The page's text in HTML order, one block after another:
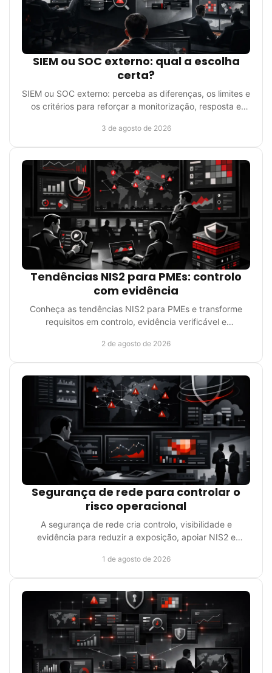
SIEM ou SOC externo: qual a escolha
certa?
SIEM ou SOC externo: perceba as diferenças, os limites e
os critérios para reforçar a monitorização, resposta e
3 de agosto de 2026
Tendências NIS2 para PMEs: controlo
com evidência
Conheça as tendências NIS2 para PMEs e transforme
requisitos em controlo, evidência verificável e
2 de agosto de 2026
Segurança de rede para controlar o
risco operacional
A segurança de rede cria controlo, visibilidade e
evidência para reduzir a exposição, apoiar NIS2 e
1 de agosto de 2026